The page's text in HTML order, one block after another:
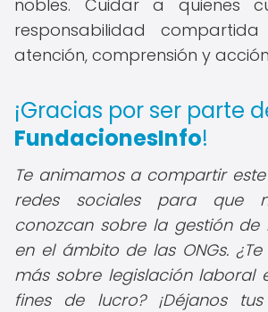
nobles. Cuidar a quienes
responsabilidad
atención, comprensión y
¡Gracias por ser parte
FundacionesInfo!
Te animamos a compartir
redes sociales para que
conozcan sobre la gestión de
en el ámbito de las ONGs.
más sobre legislación laboral
fines de lucro? ¡Déjanos